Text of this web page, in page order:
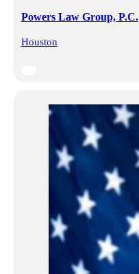
Powers Law Group, P.C.
Houston